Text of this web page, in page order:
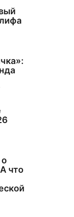
что